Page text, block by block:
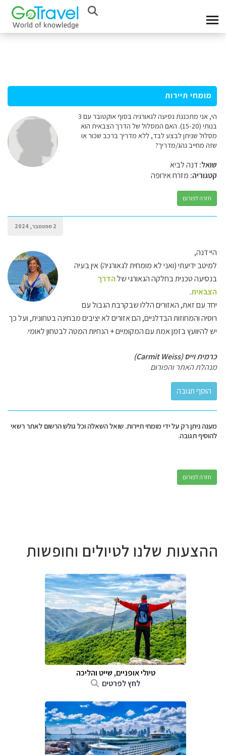
מומחי תיירות
הי, אני מתכננת נסיעה לגאורגיה בסוף אוקטובר עם 3
בנותי (15-20). האם המסלול של הדרך הצבאית הוא
מסלול שניתן לבצע לבד, ללא מדריך ברכב שכור או
שזה מחייב נהג/מדריך?
שואל:דנה לביא
קטגוריה: מזרח אירופה
חזרה לפורום
2 ספטמבר, 2024
היי דנה,
למיטב ידיעתי (ואני לא מומחית לגאורגיה) אין בעיה
בנסיעה טכנית בחלקה הגאורגי שלהדרך
הצבאית.
יחד עם זאת, האזורים הללו שבקרבת הגבול עם
רוסיה והמחוזות הבדלניים, הם אזורים לא יציבים מבחינה בטחונית, ועל כך
יש להיוועץ בזמן אמת עם המקומיים + הנחיות המטה לבטחון לאומי.
כרמית וייס (Carmit Weiss)
מנהלת האתר והפורום
מענה ניתן רק על ידי מומחי תיירות. שואל השאלה וכל גולש הרשום לאתר רשאי
להוסיף תגובה.
חזרה לפורום
ההצעות שלנו לטיולים וחופשות
טיולי אופניים, שייט והליכה
לחץ לפרטים